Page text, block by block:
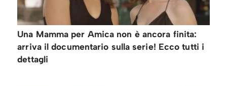
Una Mamma per Amica non è ancora finita:
arriva il documentario sulla serie! Ecco tutti i
dettagli